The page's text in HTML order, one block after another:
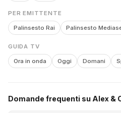
PER EMITTENTE
Palinsesto Rai Palinsesto
GUIDA TV
Ora in onda Oggi Domani
Domande frequenti su Alex &